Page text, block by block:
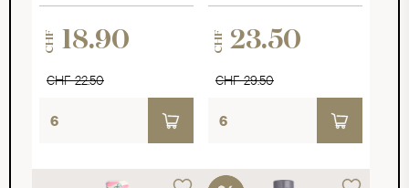
2025
CHF 18.90
CHF 22.50
CHF 23.50
CHF 29.50